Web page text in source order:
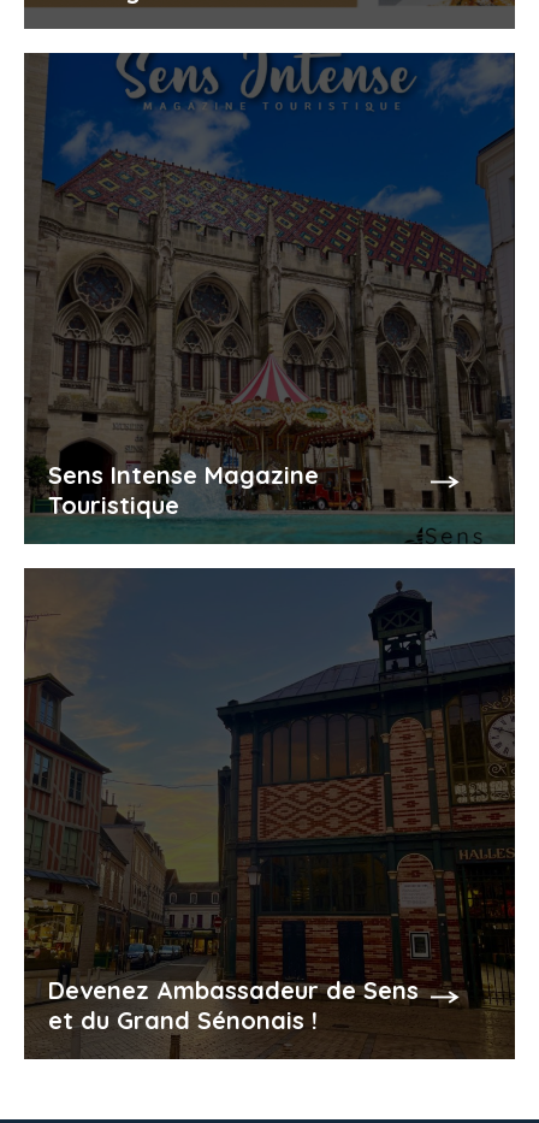
Sens Intense Magazine
Touristique
Devenez Ambassadeur de Sens
et du Grand Sénonais !